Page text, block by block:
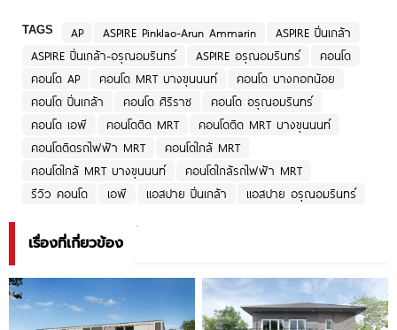
TAGS AP ASPIRE Pinklao-Arun Ammarin
ASPIRE ปิ่นเกล้า
ASPIRE ปิ่นเกล้า-อรุณอมรินทร์
ASPIRE อรุณอมรินทร์
คอนโด
คอนโด AP
คอนโด MRT บางขุนนนท์
คอนโด บางกอกน้อย
คอนโด ปิ่นเกล้า
คอนโด ศิริราช
คอนโด อรุณอมรินทร์
คอนโด เอพี
คอนโดติด MRT
คอนโดติด MRT บางขุนนนท์
คอนโดติดรถไฟฟ้า MRT
คอนโดใกล้ MRT
คอนโดใกล้ MRT บางขุนนนท์
คอนโดใกล้รถไฟฟ้า MRT
รีวิว คอนโด
เอพี แอสปาย ปิ่นเกล้า แอสปาย อรุณอมรินทร์
เรื่องที่เกี่ยวข้อง